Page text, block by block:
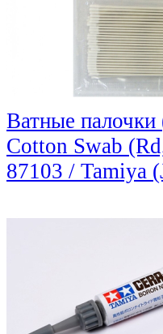
Ватные
Cotton Swab
87103 / Tamiya